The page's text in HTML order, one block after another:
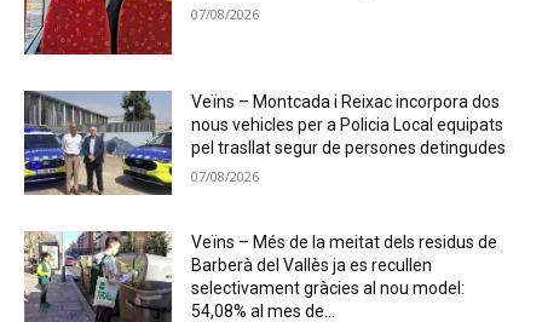
07/08/2026
Veïns – Montcada i Reixac incorpora dos
nous vehicles per a Policia Local equipats
pel trasllat segur de persones detingudes
07/08/2026
Veïns – Més de la meitat dels residus de
Barberà del Vallès ja es recullen
selectivament gràcies al nou model:
54,08% al mes de...